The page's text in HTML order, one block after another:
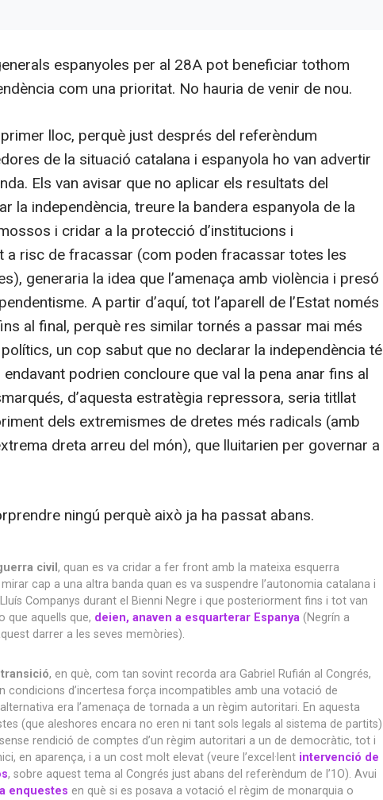
espanyoles per al 28A pot beneficiar tothom
com una prioritat. No hauria de venir de nou.
lloc, perquè just després del referèndum
de la situació catalana i espanyola ho van advertir
Els van avisar que no aplicar els resultats del
la independència, treure la bandera espanyola de la
i cridar a la protecció d’institucions i
a risc de fracassar (com poden fracassar totes les
generaria la idea que l’amenaça amb violència i presó
A partir d’aquí, tot l’aparell de l’Estat només
al final, perquè res similar tornés a passar mai més
un cop sabut que no declarar la independència té
podrien concloure que val la pena anar fins al
d’aquesta estratègia repressora, seria titllat
dels extremismes de dretes més radicals (amb
dreta arreu del món), que lluitarien per governar a
ningú perquè això ja ha passat abans.
civil , quan es va cridar a fer front amb la mateixa esquerra
cap a una altra banda quan es va suspendre l’autonomia catalana i
Companys durant el Bienni Negre i que posteriorment fins i tot van
que aquells que, deien, anaven a esquarterar Espanya (Negrín a
darrer a les seves memòries).
, en què, com tan sovint recorda ara Gabriel Rufián al Congrés,
condicions d’incertesa força incompatibles amb una votació de
era l’amenaça de tornada a un règim autoritari. En aquesta
(que aleshores encara no eren ni tant sols legals al sistema de partits)
rendició de comptes d’un règim autoritari a un de democràtic, tot i
en aparença, i a un cost molt elevat (veure l’excel·lent intervenció de
, sobre aquest tema al Congrés just abans del referèndum de l’1O). Avui
enquestes en què si es posava a votació el règim de monarquia o